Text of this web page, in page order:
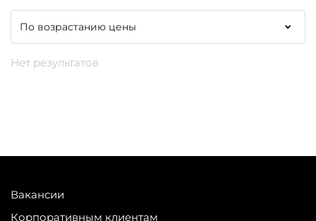
Нет результатов
Вакансии
Корпоративным клиентам